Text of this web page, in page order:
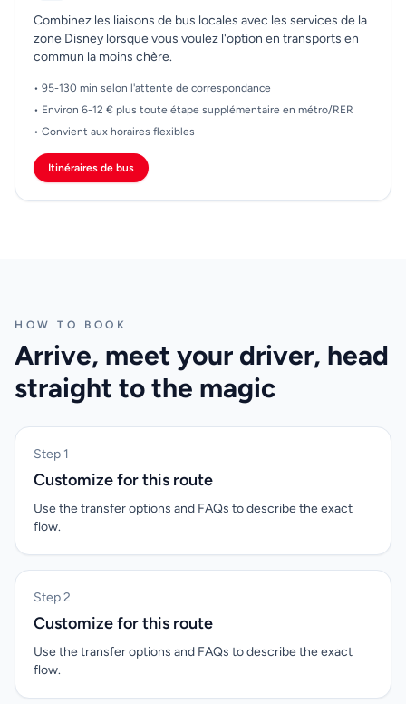
Combinez les liaisons de bus locales avec les services de la
zone Disney lorsque vous voulez l'option en transports en
commun la moins chère.
• 95-130 min selon l'attente de correspondance
• Environ 6-12 € plus toute étape supplémentaire en métro/RER
• Convient aux horaires flexibles
Itinéraires de bus
HOW TO BOOK
Arrive, meet your driver, head
straight to the magic
Step 1
Customize for this route
Use the transfer options and FAQs to describe the exact
flow.
Step 2
Customize for this route
Use the transfer options and FAQs to describe the exact
flow.